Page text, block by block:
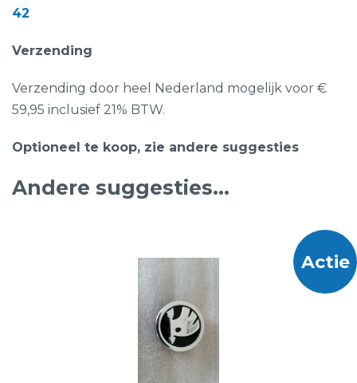
42
Verzending
Verzending door heel Nederland mogelijk voor €
59,95 inclusief 21% BTW.
Optioneel te koop, zie andere suggesties
Andere suggesties…
Actie